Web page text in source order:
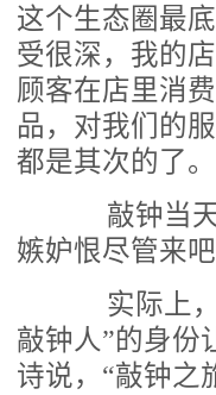
这个生态圈最
受很深，我的
顾客在店里消
品，对我们的
都是其次的了
敲钟当天
嫉妒恨尽管来
实际上，
敲钟人”的身份
诗说，“敲钟之